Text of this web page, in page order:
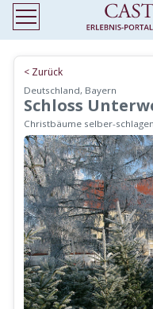
< Zurück
Deutschland, Bayern
Schloss
Christbäume selber-